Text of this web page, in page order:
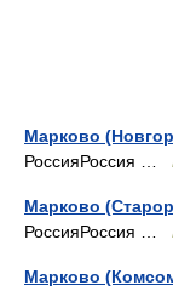
Марково
РоссияРоссия …
Марково
РоссияРоссия …
Марково